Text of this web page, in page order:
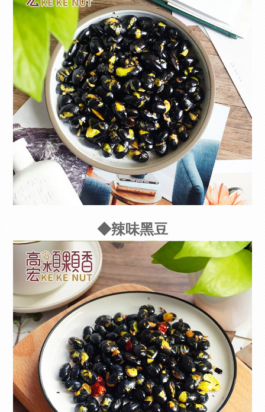
◆辣味黑豆